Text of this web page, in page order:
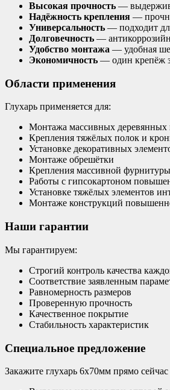
Высокая прочность —
Надёжность крепления —
Универсальность — подходит
Долговечность —
Удобство монтажа — удобная
Экономичность — один крепёж
Области применения
Глухарь применяется для:
Монтажа массивных деревянных
Крепления тяжёлых полок и
Установке декоративных
Монтаже обрешётки
Крепления массивной фурнитуры
Работы с гипсокартоном
Установке тяжёлых элементов
Монтаже конструкций
Наши гарантии
Мы гарантируем:
Строгий контроль качества
Соответствие заявленным
Равномерность размеров
Проверенную прочность
Качественное покрытие
Стабильность характеристик
Специальное предложение
Закажите глухарь 6х70мм прямо